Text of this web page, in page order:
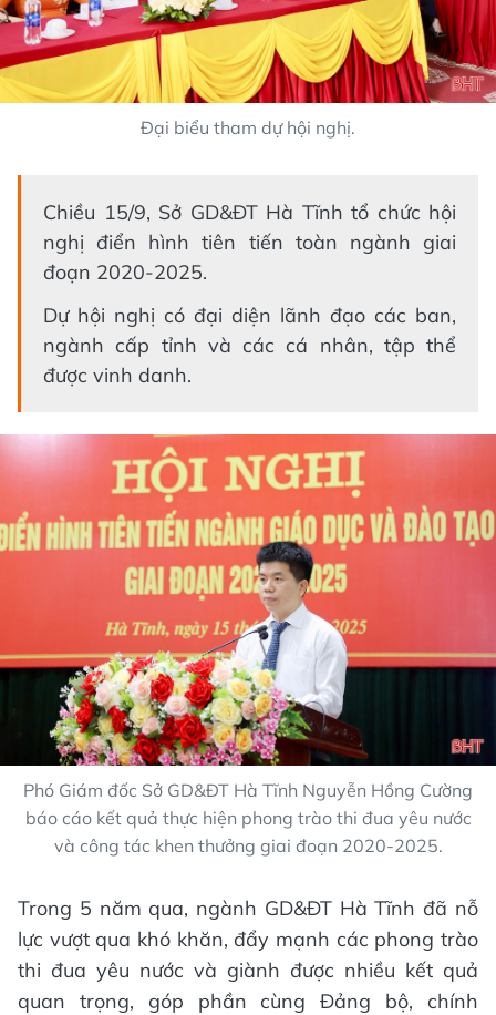
Đại biểu tham dự hội nghị.
Chiều 15/9, Sở GD&ĐT Hà Tĩnh tổ chức hội
nghị điển hình tiên tiến toàn ngành giai
đoạn 2020-2025.
Dự hội nghị có đại diện lãnh đạo các ban,
ngành cấp tỉnh và các cá nhân, tập thể
được vinh danh.
Phó Giám đốc Sở GD&ĐT Hà Tĩnh Nguyễn Hồng Cường
báo cáo kết quả thực hiện phong trào thi đua yêu nước
và công tác khen thưởng giai đoạn 2020-2025.
Trong 5 năm qua, ngành GD&ĐT Hà Tĩnh đã nỗ
lực vượt qua khó khăn, đẩy mạnh các phong trào
thi đua yêu nước và giành được nhiều kết quả
quan trọng, góp phần cùng Đảng bộ, chính